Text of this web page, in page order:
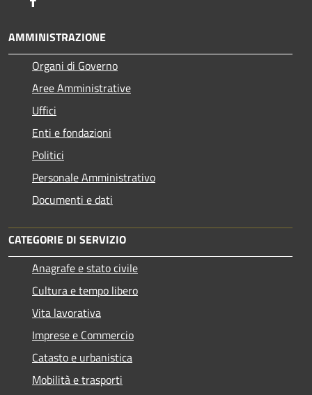
AMMINISTRAZIONE
Organi di Governo
Aree Amministrative
Uffici
Enti e fondazioni
Politici
Personale Amministrativo
Documenti e dati
CATEGORIE DI SERVIZIO
Anagrafe e stato civile
Cultura e tempo libero
Vita lavorativa
Imprese e Commercio
Catasto e urbanistica
Mobilità e trasporti